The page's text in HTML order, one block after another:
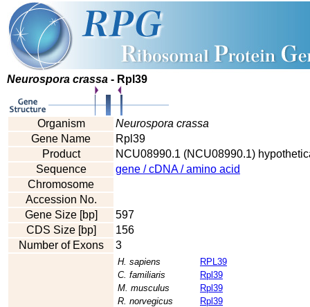
Neurospora crassa - Rpl39
Organism
Neurospora crassa
Gene Name
Rpl39
Product
NCU08990.1 (NCU08990.1)
Sequence
gene / cDNA / amino acid
Chromosome
Accession No.
Gene Size [bp]
597
CDS Size [bp]
156
Number of Exons
3
H. sapiens
RPL39
C. familiaris
Rpl39
M. musculus
Rpl39
R. norvegicus
Rpl39